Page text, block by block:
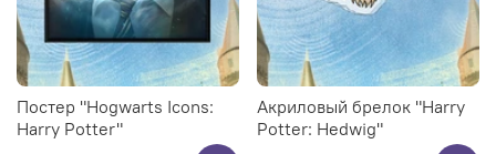
Постер "Hogwarts Icons:
Harry Potter"
Акриловый брелок "Harry
Potter: Hedwig"